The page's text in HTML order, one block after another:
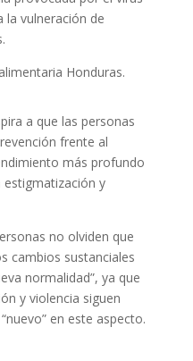
la vulneración de
a que las personas
frente al
más profundo
estigmatización y
no olviden que
cambios sustanciales
normalidad”, ya que
y violencia siguen
en este aspecto.